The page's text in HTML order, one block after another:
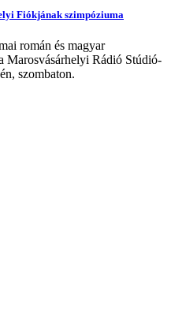
Fiókjának szimpóziuma
román és magyar
Marosvásárhelyi Rádió Stúdió-
szombaton.